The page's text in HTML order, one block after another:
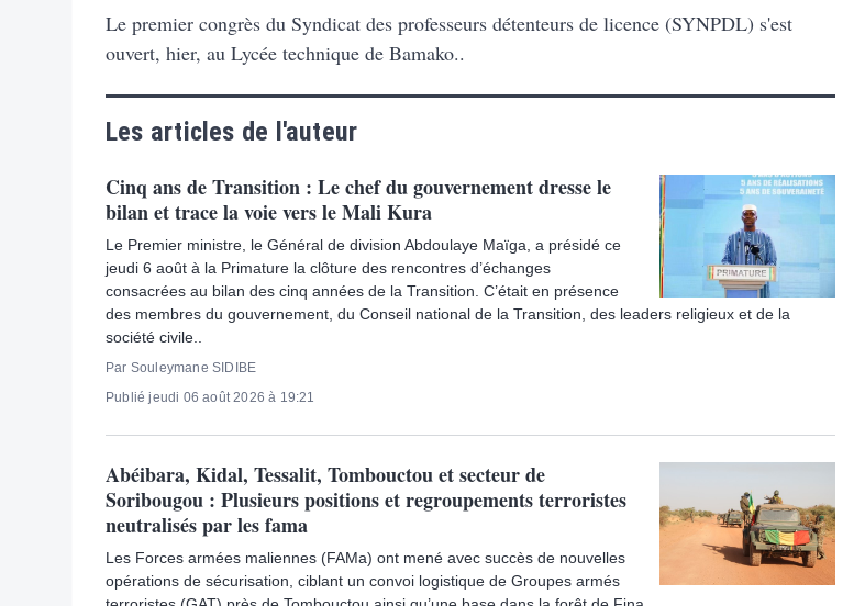
Le premier congrès du Syndicat des professeurs détenteurs de licence (SYNPDL) s'est
ouvert, hier, au Lycée technique de Bamako..
Les articles de l'auteur
Cinq ans de Transition : Le chef du gouvernement dresse le
bilan et trace la voie vers le Mali Kura
Le Premier ministre, le Général de division Abdoulaye Maïga, a présidé ce
jeudi 6 août à la Primature la clôture des rencontres d’échanges
consacrées au bilan des cinq années de la Transition. C’était en présence
des membres du gouvernement, du Conseil national de la Transition, des leaders religieux et de la
société civile..
Par Souleymane SIDIBE
Publié jeudi 06 août 2026 à 19:21
Abéibara, Kidal, Tessalit, Tombouctou et secteur de
Soribougou : Plusieurs positions et regroupements terroristes
neutralisés par les fama
Les Forces armées maliennes (FAMa) ont mené avec succès de nouvelles
opérations de sécurisation, ciblant un convoi logistique de Groupes armés